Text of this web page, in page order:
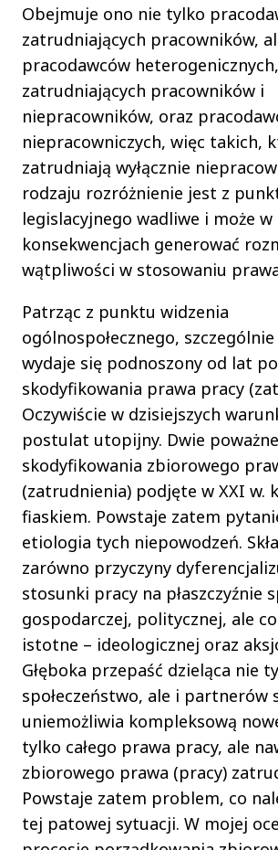
Obejmuje ono nie tylko
zatrudniających pracowników,
pracodawców
zatrudniających pracowników i
niepracowników, oraz
niepracowniczych, więc takich,
zatrudniają wyłącznie
rodzaju rozróżnienie jest z
legislacyjnego wadliwe i może w
konsekwencjach generować
wątpliwości w stosowaniu
Patrząc z punktu widzenia
ogólnospołecznego,
wydaje się podnoszony od lat
skodyfikowania prawa pracy
Oczywiście w dzisiejszych
postulat utopijny. Dwie
skodyfikowania zbiorowego
(zatrudnienia) podjęte w XXI w.
fiaskiem. Powstaje zatem
etiologia tych niepowodzeń.
zarówno przyczyny
stosunki pracy na płaszczyźnie
gospodarczej, politycznej, ale
istotne – ideologicznej oraz
Głęboka przepaść dzieląca nie
społeczeństwo, ale i partnerów
uniemożliwia kompleksową
tylko całego prawa pracy, ale
zbiorowego prawa (pracy)
Powstaje zatem problem, co
tej patowej sytuacji. W mojej